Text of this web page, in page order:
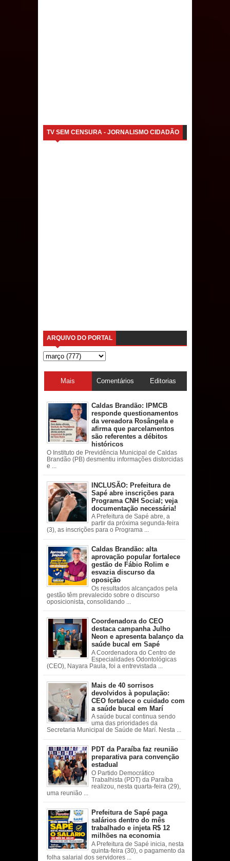
TV SEM CENSURA - JORNALISMO CIDADÃO
ARQUIVO DO PORTAL
Mais
acessadas
Comentários Editorias
Caldas Brandão: IPMCB
responde questionamentos
da vereadora Rosângela e
afirma que parcelamentos
são referentes a débitos
históricos
O Instituto de Previdência Municipal de Caldas
Brandão (PB) desmentiu informações distorcidas
e ...
INCLUSÃO: Prefeitura de
Sapé abre inscrições para
Programa CNH Social; veja
documentação necessária!
A Prefeitura de Sapé abre, a
partir da próxima segunda-feira
(3), as inscrições para o Programa ...
Caldas Brandão: alta
aprovação popular fortalece
gestão de Fábio Rolim e
esvazia discurso da
oposição
Os resultados alcançados pela
gestão têm prevalecido sobre o discurso
oposicionista, consolidando ...
Coordenadora do CEO
destaca campanha Julho
Neon e apresenta balanço da
saúde bucal em Sapé
A Coordenadora do Centro de
Especialidades Odontológicas
(CEO), Nayara Paula, foi a entrevistada ...
Mais de 40 sorrisos
devolvidos à população:
CEO fortalece o cuidado com
a saúde bucal em Marí
A saúde bucal continua sendo
uma das prioridades da
Secretaria Municipal de Saúde de Marí. Nesta ...
PDT da Paraíba faz reunião
preparativa para convenção
estadual
O Partido Democrático
Trabalhista (PDT) da Paraíba
realizou, nesta quarta-feira (29),
uma reunião ...
Prefeitura de Sapé paga
salários dentro do mês
trabalhado e injeta R$ 12
milhões na economia
A Prefeitura de Sapé inicia, nesta
quinta-feira (30), o pagamento da
folha salarial dos servidores ...